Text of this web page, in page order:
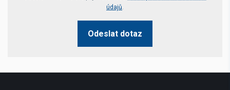
údajů.
Odeslat dotaz